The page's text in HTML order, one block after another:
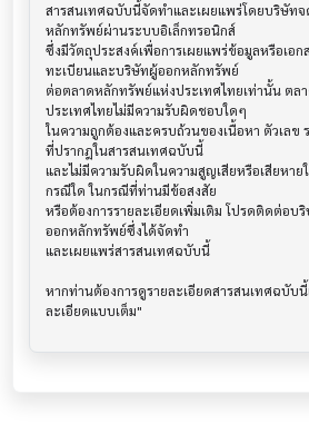
สารสนเทศฉบับนี้จัดทำและเผยแพร่โดยบริษัท
หลักทรัพย์ผ่านระบบอิเล็กทรอนิกส์
ซึ่งมีวัตถุประสงค์เพื่อการเผยแพร่ข้อมูลหรือเอ
ทะเบียนและบริษัทผู้ออกหลักทรัพย์
ต่อตลาดหลักทรัพย์แห่งประเทศไทยเท่านั้น ตล
ประเทศไทยไม่มีความรับผิดชอบใดๆ
ในความถูกต้องและครบถ้วนของเนื้อหา ตัวเลข
ที่ปรากฎในสารสนเทศฉบับนี้
และไม่มีความรับผิดในความสูญเสียหรือเสียหาย
กรณีใด ในกรณีที่ท่านมีข้อสงสัย
หรือต้องการรายละเอียดเพิ่มเติม โปรดติดต่อ
ออกหลักทรัพย์ซึ่งได้จัดทำ
และเผยแพร่สารสนเทศฉบับนี้
หากท่านต้องการดูรายละเอียดสารสนเทศฉบับ